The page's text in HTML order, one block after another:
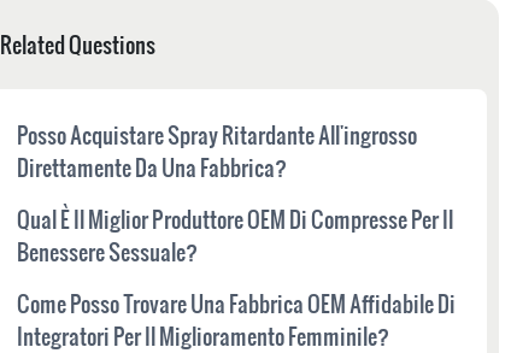
Related Questions
Posso Acquistare Spray Ritardante All'ingrosso
Direttamente Da Una Fabbrica?
Qual È Il Miglior Produttore OEM Di Compresse Per Il
Benessere Sessuale?
Come Posso Trovare Una Fabbrica OEM Affidabile Di
Integratori Per Il Miglioramento Femminile?